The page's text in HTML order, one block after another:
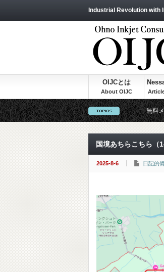
Industrial Revolution with
OIJCとは
無料
国境あちらこちら
2025-8-6 日記的